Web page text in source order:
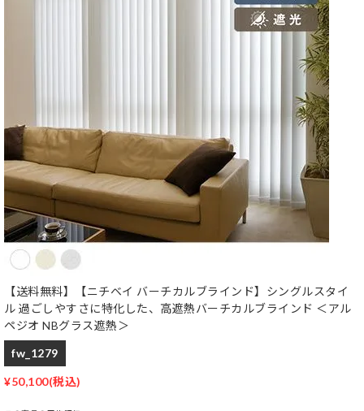
【送料無料】【ニチベイ バーチカルブラインド】シングルスタイ
ル 過ごしやすさに特化した、高遮熱バーチカルブラインド ＜アル
ペジオ NBグラス遮熱＞
fw_1279
¥50,100